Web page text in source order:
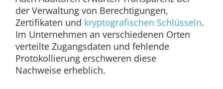
der Verwaltung von Berechtigungen,
Zertifikaten und kryptografischen Schlüsseln.
Im Unternehmen an verschiedenen Orten
verteilte Zugangsdaten und fehlende
Protokollierung erschweren diese
Nachweise erheblich.